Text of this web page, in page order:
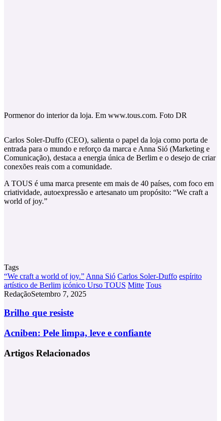
Pormenor do interior da loja. Em www.tous.com. Foto DR
Carlos Soler-Duffo (CEO), salienta o papel da loja como porta de
entrada para o mundo e reforço da marca e Anna Sió (Marketing e
Comunicação), destaca a energia única de Berlim e o desejo de criar
conexões reais com a comunidade.
A TOUS é uma marca presente em mais de 40 países, com foco em
criatividade, autoexpressão e artesanato um propósito: “We craft a
world of joy.”
Tags
“We craft a world of joy.” Anna Sió Carlos Soler-Duffo espírito
artístico de Berlim icónico Urso TOUS Mitte Tous
RedaçãoSetembro 7, 2025
Brilho
resiste
Brilho que resiste
Acniben:
limpa,
leve
Acniben: Pele limpa, leve e confiante
Artigos Relacionados